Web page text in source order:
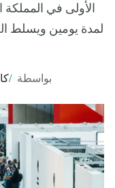
الأولى في المملكة
لمدة يومين ويسلط
بواسطة /